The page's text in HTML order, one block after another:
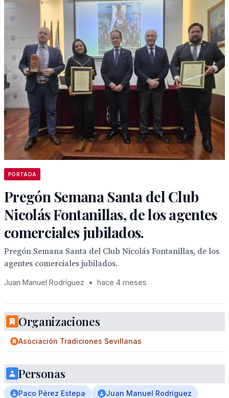
PORTADA
Pregón Semana Santa del Club
Nicolás Fontanillas, de los agentes
comerciales jubilados.
Pregón Semana Santa del Club Nicolás Fontanillas, de los
agentes comerciales jubilados.
Juan Manuel Rodríguez • hace 4 meses
Organizaciones
Asociación Tradiciones Sevillanas
Personas
Paco Pérez Estepa
Juan Manuel Rodríguez